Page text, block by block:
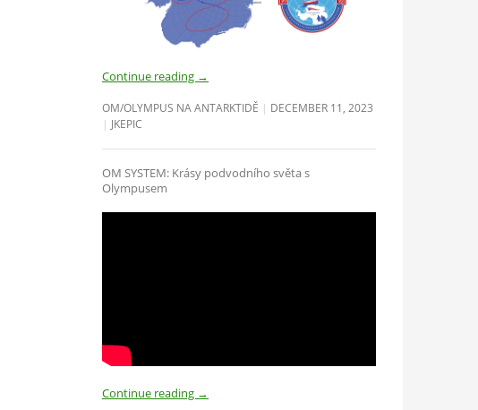
Continue reading →
OM/OLYMPUS NA ANTARKTIDĚ DECEMBER 11, 2023
JKEPIC
OM SYSTEM: Krásy podvodního světa s
Olympusem
Continue reading →